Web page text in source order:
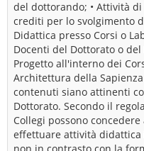
del dottorando; • Attività
crediti per lo svolgimento
Didattica presso Corsi o
Docenti del Dottorato o
Progetto all'interno dei
Architettura della
contenuti siano attinenti
Dottorato. Secondo il
Collegi possono
effettuare attività didattica